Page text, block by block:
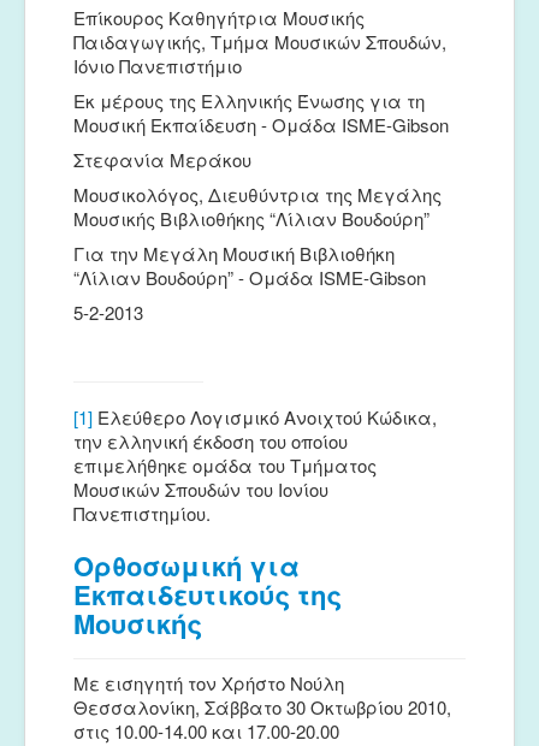
Επίκουρος Καθηγήτρια Μουσικής
Παιδαγωγικής, Τμήμα Μουσικών Σπουδών,
Ιόνιο Πανεπιστήμιο
Εκ μέρους της Ελληνικής Ένωσης για τη
Μουσική Εκπαίδευση - Ομάδα ISME-Gibson
Στεφανία Μεράκου
Μουσικολόγος, Διευθύντρια της Μεγάλης
Μουσικής Βιβλιοθήκης “Λίλιαν Βουδούρη”
Για την Μεγάλη Μουσική Βιβλιοθήκη
“Λίλιαν Βουδούρη” - Ομάδα ISME-Gibson
5-2-2013
[1] Ελεύθερο Λογισμικό Ανοιχτού Κώδικα,
την ελληνική έκδοση του οποίου
επιμελήθηκε ομάδα του Τμήματος
Μουσικών Σπουδών του Ιονίου
Πανεπιστημίου.
Ορθοσωμική για
Εκπαιδευτικούς της
Μουσικής
Με εισηγητή τον Χρήστο Νούλη
Θεσσαλονίκη, Σάββατο 30 Οκτωβρίου 2010,
στις 10.00-14.00 και 17.00-20.00